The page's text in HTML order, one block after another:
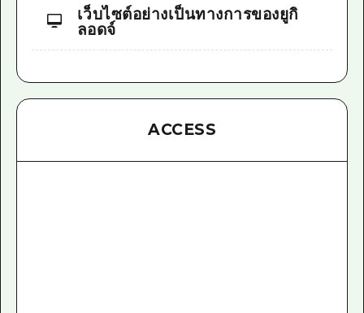
เว็บไซต์อย่างเป็นทางการของยูกิ
ลอดจ์
ACCESS